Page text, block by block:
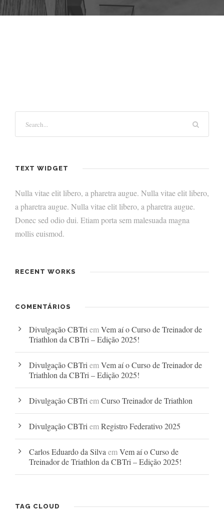
TEXT WIDGET
Nulla vitae elit libero, a pharetra augue. Nulla vitae elit libero,
a pharetra augue. Nulla vitae elit libero, a pharetra augue.
Donec sed odio dui. Etiam porta sem malesuada magna
mollis euismod.
RECENT WORKS
COMENTÁRIOS
Divulgação CBTriemVem aí o Curso de Treinador de
Triathlon da CBTri – Edição 2025!
Divulgação CBTriemVem aí o Curso de Treinador de
Triathlon da CBTri – Edição 2025!
Divulgação CBTriemCurso Treinador de Triathlon
Divulgação CBTriemRegistro Federativo 2025
Carlos Eduardo da SilvaemVem aí o Curso de
Treinador de Triathlon da CBTri – Edição 2025!
TAG CLOUD